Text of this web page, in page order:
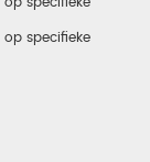
op specifieke